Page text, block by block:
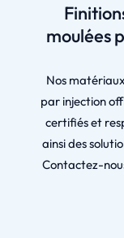
moulées
Nos
par injection
certifiés et
ainsi des
Contactez-